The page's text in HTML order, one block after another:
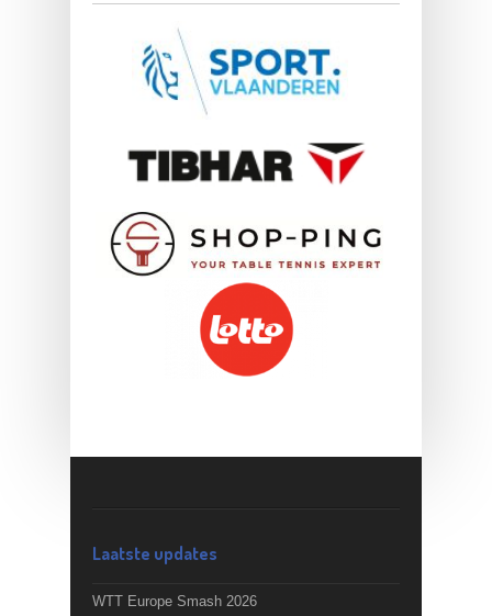
Laatste updates
WTT Europe Smash 2026